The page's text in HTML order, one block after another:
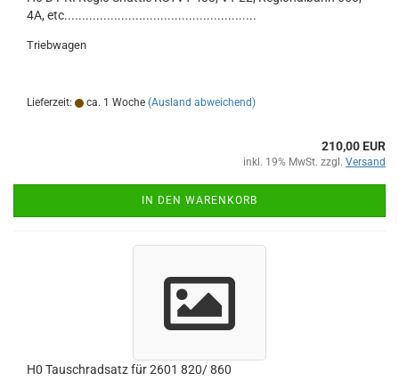
4A, etc......................................................
Triebwagen
Lieferzeit: ca. 1 Woche (Ausland abweichend)
210,00 EUR
inkl. 19% MwSt. zzgl. Versand
IN DEN WARENKORB
H0 Tauschradsatz für 2601 820/ 860